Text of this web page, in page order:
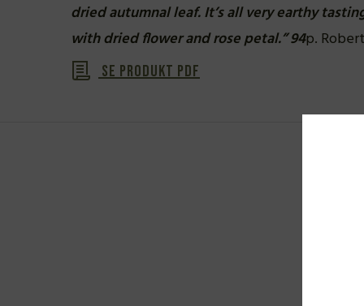
dried autumnal leaf. It’s all very earthy
with dried flower and rose petal.” 94p.
Se produkt PDF